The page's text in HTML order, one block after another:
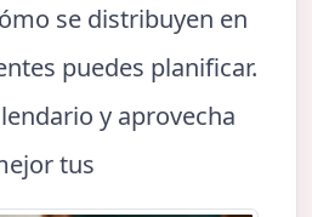
se distribuyen en
puedes planificar.
y aprovecha
tus